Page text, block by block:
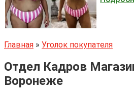
Главная » Уголок покупателя
Отдел Кадров
Воронеже